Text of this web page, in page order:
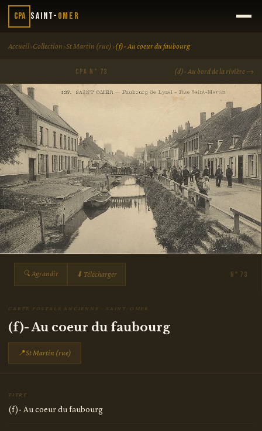
CPA Saint- Omer
Accueil›Collection ›St Martin (rue) ›(f)- Au coeur du faubourg
CPA N° 73 (d)- Au bord de la rivière →
🔍 Agrandir ⬇ Télécharger N° 73
CARTE POSTALE ANCIENNE · SAINT-OMER
(f)- Au coeur du faubourg
📍St Martin (rue)
TITRE
(f)- Au coeur du faubourg